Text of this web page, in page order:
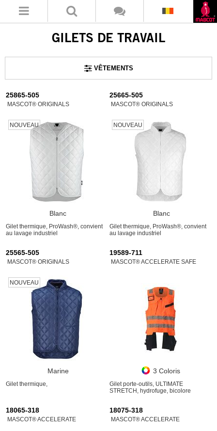
GILETS DE TRAVAIL
VÊTEMENTS
25865-505
MASCOT® ORIGINALS
NOUVEAU
Blanc
Gilet thermique, ProWash®, convient
au lavage industriel
25665-505
MASCOT® ORIGINALS
NOUVEAU
Blanc
Gilet thermique, ProWash®, convient
au lavage industriel
25565-505
MASCOT® ORIGINALS
NOUVEAU
Marine
Gilet thermique,
19589-711
MASCOT® ACCELERATE SAFE
3 Coloris
Gilet porte-outils, ULTIMATE
STRETCH, hydrofuge, bicolore
18065-318
MASCOT® ACCELERATE
18075-318
MASCOT® ACCELERATE